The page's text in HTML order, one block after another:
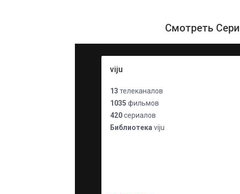
Смотреть
viju
13 телеканалов
1035 фильмов
420сериалов
Библиотека viju